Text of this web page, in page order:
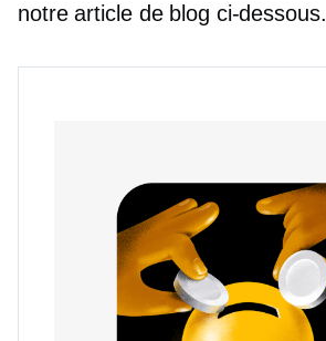
notre article de blog ci-dessous.